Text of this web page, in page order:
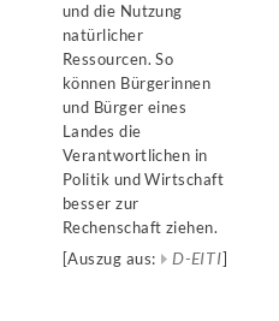
und die Nutzung
natürlicher
Ressourcen. So
können Bürgerinnen
und Bürger eines
Landes die
Verantwortlichen in
Politik und Wirtschaft
besser zur
Rechenschaft ziehen.
[Auszug aus:
D-EITI]